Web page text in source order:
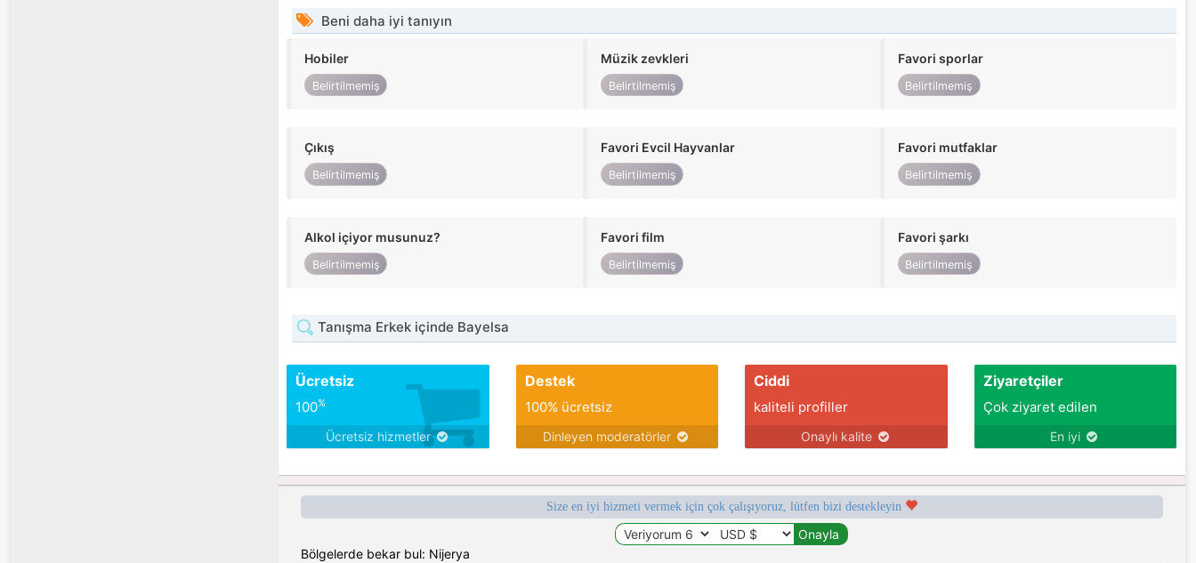
Beni daha iyi tanıyın
Hobiler
Belirtilmemiş
Müzik zevkleri
Belirtilmemiş
Favori sporlar
Belirtilmemiş
Çıkış
Belirtilmemiş
Favori Evcil Hayvanlar
Belirtilmemiş
Favori mutfaklar
Belirtilmemiş
Alkol içiyor musunuz?
Belirtilmemiş
Favori film
Belirtilmemiş
Favori şarkı
Belirtilmemiş
Tanışma Erkek içinde Bayelsa
Ücretsiz
100%
Ücretsiz hizmetler
Destek
100% ücretsiz
Dinleyen moderatörler
Ciddi
kaliteli profiller
Onaylı kalite
Ziyaretçiler
Çok ziyaret edilen
En iyi
Size en iyi hizmeti vermek için çok çalışıyoruz, lütfen bizi destekleyin
Bölgelerde bekar bul: Nijerya